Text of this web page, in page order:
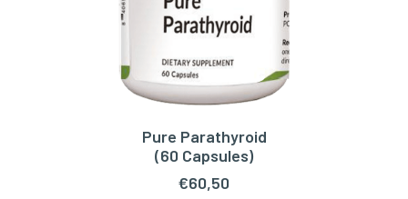
TOEVOEGEN AAN WINKELWAGEN
Pure Parathyroid
(60 Capsules)
€60,50